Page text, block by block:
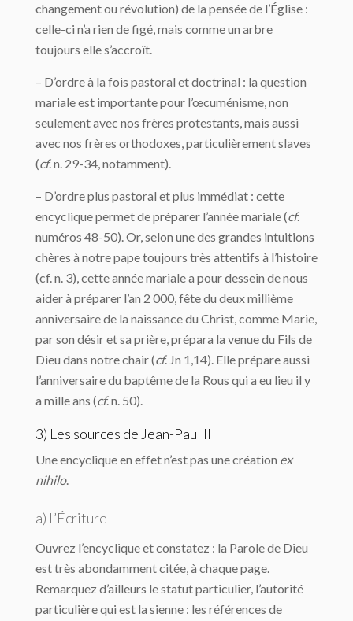
changement ou révolution) de la pensée de l’Église :
celle-ci n’a rien de figé, mais comme un arbre
toujours elle s’accroît.
– D’ordre à la fois pastoral et doctrinal : la question
mariale est importante pour l’œcuménisme, non
seulement avec nos frères protestants, mais aussi
avec nos frères orthodoxes, particulièrement slaves
(cf. n. 29-34, notamment).
– D’ordre plus pastoral et plus immédiat : cette
encyclique permet de préparer l’année mariale (cf.
numéros 48-50). Or, selon une des grandes intuitions
chères à notre pape toujours très attentifs à l’histoire
(cf. n. 3), cette année mariale a pour dessein de nous
aider à préparer l’an 2 000, fête du deux millième
anniversaire de la naissance du Christ, comme Marie,
par son désir et sa prière, prépara la venue du Fils de
Dieu dans notre chair (cf. Jn 1,14). Elle prépare aussi
l’anniversaire du baptême de la Rous qui a eu lieu il y
a mille ans (cf. n. 50).
3) Les sources de Jean-Paul II
Une encyclique en effet n’est pas une création ex
nihilo.
a) L’Écriture
Ouvrez l’encyclique et constatez : la Parole de Dieu
est très abondamment citée, à chaque page.
Remarquez d’ailleurs le statut particulier, l’autorité
particulière qui est la sienne : les références de